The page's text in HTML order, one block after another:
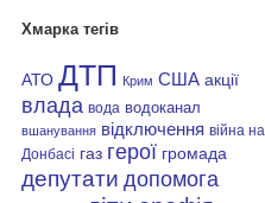
Хмарка тегів
АТО ДТП Крим США акції
влада вода водоканал
вшанування відключення війна на
Донбасі газ герої громада
депутати допомога